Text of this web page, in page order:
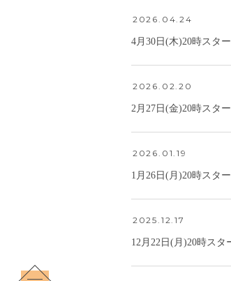
2026.04.24
4月30日(木)20時スタ
2026.02.20
2月27日(金)20時スタ
2026.01.19
1月26日(月)20時スタ
2025.12.17
12月22日(月)20時ス